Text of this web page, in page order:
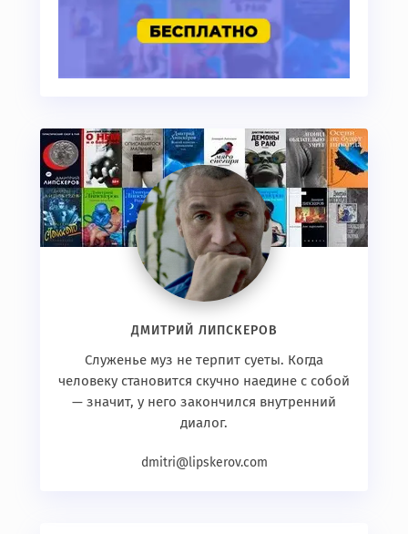
ДМИТРИЙ ЛИПСКЕРОВ
Служенье муз не терпит суеты. Когда
человеку становится скучно наедине с собой
— значит, у него закончился внутренний
диалог.
dmitri@lipskerov.com